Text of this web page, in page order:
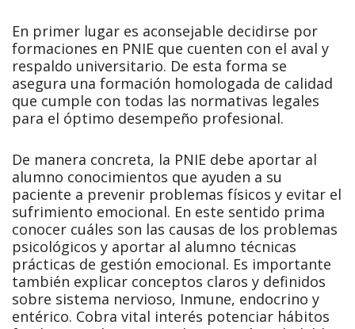
En primer lugar es aconsejable decidirse por
formaciones en PNIE que cuenten con el aval y
respaldo universitario. De esta forma se
asegura una formación homologada de calidad
que cumple con todas las normativas legales
para el óptimo desempeño profesional.
De manera concreta, la PNIE debe aportar al
alumno conocimientos que ayuden a su
paciente a prevenir problemas físicos y evitar el
sufrimiento emocional. En este sentido prima
conocer cuáles son las causas de los problemas
psicológicos y aportar al alumno técnicas
prácticas de gestión emocional. Es importante
también explicar conceptos claros y definidos
sobre sistema nervioso, Inmune, endocrino y
entérico. Cobra vital interés potenciar hábitos